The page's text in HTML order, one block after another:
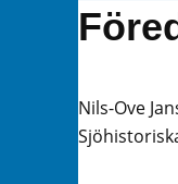
Nils-Ove